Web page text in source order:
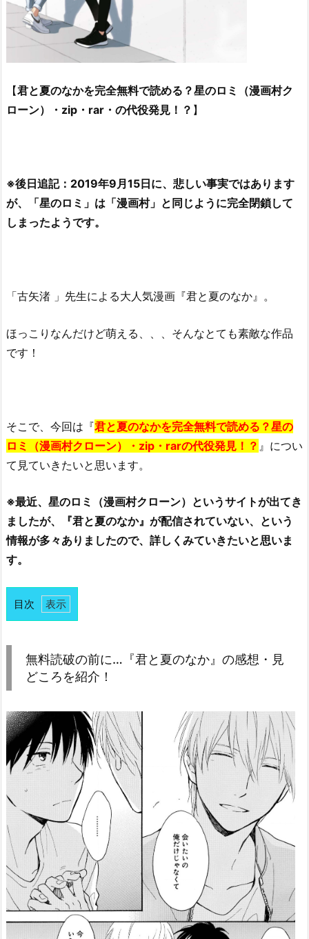
【君と夏のなかを完全無料で読める？星のロミ（漫画村ク
ローン）・zip・rar・の代役発見！？ 】
※後日追記：2019年9月15日に、悲しい事実ではあります
が、「星のロミ」は「漫画村」と同じように完全閉鎖して
しまったようです。
「古矢渚 」先生による大人気漫画『君と夏のなか』。
ほっこりなんだけど萌える、、、そんなとても素敵な作品
です！
そこで、今回は『君と夏のなかを完全無料で読める？星の
ロミ（漫画村クローン）・zip・rarの代役発見！？ 』につい
て見ていきたいと思います。
※最近、星のロミ（漫画村クローン）というサイトが出てき
ましたが、『君と夏のなか』が配信されていない、という
情報が多々ありましたので、詳しくみていきたいと思いま
す。
目次
1.
前
に…
『君
の
か』
の
感
想・
見
無料読破の前に…『君と夏のなか』の感想・見
どころを紹介！